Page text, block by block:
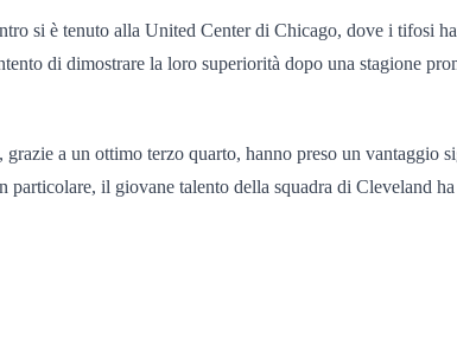
si è tenuto alla United Center di Chicago, dove i tifosi
di dimostrare la loro superiorità dopo una stagione
a un ottimo terzo quarto, hanno preso un vantaggio
il giovane talento della squadra di Cleveland ha